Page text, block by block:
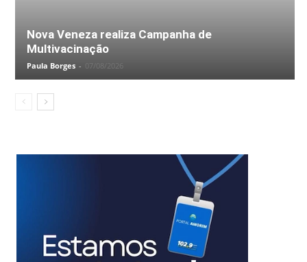
Nova Veneza realiza Campanha de
Multivacinação
Paula Borges - 07/08/2026